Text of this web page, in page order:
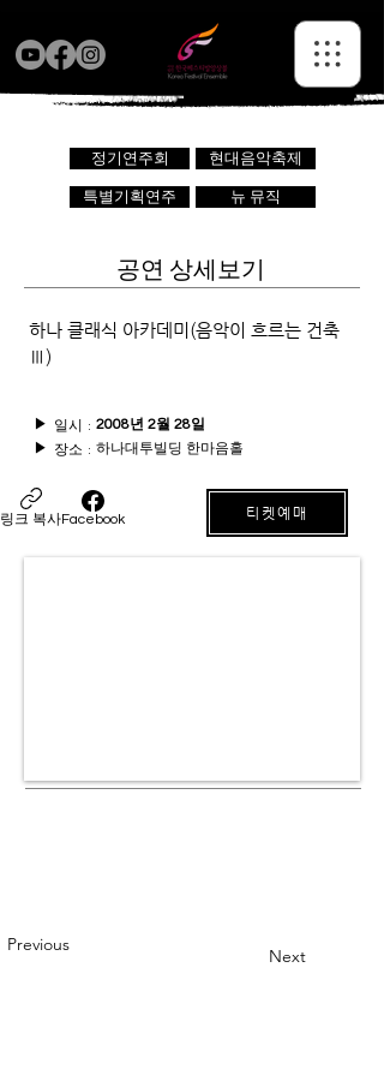
정기연주회 현대음악축제
특별기획연주 뉴 뮤직
공연 상세보기
하나 클래식 아카데미(음악이 흐르는 건축
Ⅲ)
2008년 2월 28일
일시 :
▶
▶
장소 : 하나대투빌딩 한마음홀
링크 복사Facebook 티켓예매
Previous
Next